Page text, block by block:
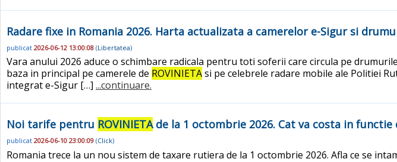
Radare fixe in Romania 2026. Harta actualizata a camerelor e-Sigur si
publicat 2026-06-12 13:00:08 (Libertatea)
Vara anului 2026 aduce o schimbare radicala pentru toti soferii care circula pe
baza in principal pe camerele de ROVINIETAsi pe celebrele radare mobile ale Politiei
integrat e-Sigur […] ...continuare.
Noi tarife pentru ROVINIETAde la 1 octombrie 2026. Cat va costa in
publicat 2026-06-10 23:00:09 (Click)
Romania trece la un nou sistem de taxare rutiera de la 1 octombrie 2026. Afla ce se